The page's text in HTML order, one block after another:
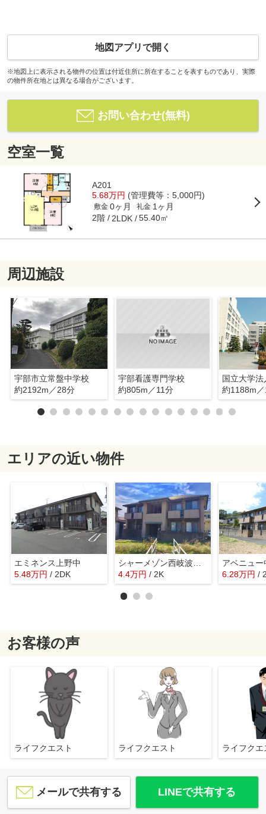
地図アプリで開く
※地図上に表示される物件の位置は付近住所に所在することを表すものであり、実際
の物件所在地とは異なる場合がございます。
お問い合わせ(無料)
空室一覧
A201
5.68万円 (管理費等：5,000円)
敷金 0ヶ月 礼金 1ヶ月
2階 2LDK 55.40㎡
周辺施設
宇部市立常盤中学校
約2192m／28分
宇部看護専門学校
約805m／11分
約1188m
エリアの近い物件
エミネンス上野中
5.48万円 / 2DK
4.4万円 / 2K
アベニュー
6.28万円 /
お客様の声
ライフクエスト ライフクエスト ライフク
メールで共有する LINEで共有する